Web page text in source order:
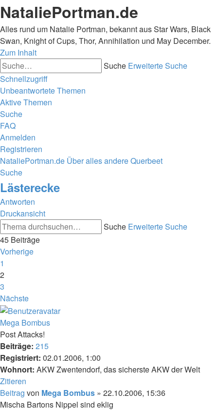
NataliePortman.de
Alles rund um Natalie Portman, bekannt aus Star Wars, Black
Swan, Knight of Cups, Thor, Annihilation und May December.
Zum Inhalt
Suche Erweiterte Suche
Schnellzugriff
Unbeantwortete Themen
Aktive Themen
Suche
FAQ
Anmelden
Registrieren
NataliePortman.de Über alles andereQuerbeet
Suche
Lästerecke
Antworten
Druckansicht
Suche Erweiterte Suche
45 Beiträge
Vorherige
1
2
3
Nächste
Mega Bombus
Post Attacks!
Beiträge: 215
Registriert: 02.01.2006, 1:00
Wohnort: AKW Zwentendorf, das sicherste AKW der Welt
Zitieren
Beitrag von Mega Bombus » 22.10.2006, 15:36
Mischa Bartons Nippel sind eklig